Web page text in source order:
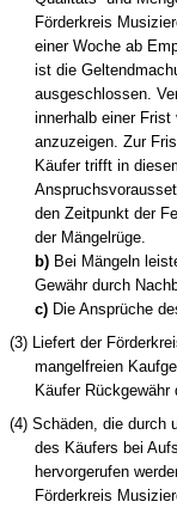
Förderkreis
einer Woche ab
ist die
ausgeschlossen.
innerhalb einer
anzuzeigen. Zur
Käufer trifft in
den Zeitpunkt der
der Mängelrüge.
b)Bei Mängeln
Gewähr durch
c)Die Ansprüche
(3) Liefert der
mangelfreien
Käufer
(4) Schäden, die durch
des Käufers bei
hervorgerufen
Förderkreis